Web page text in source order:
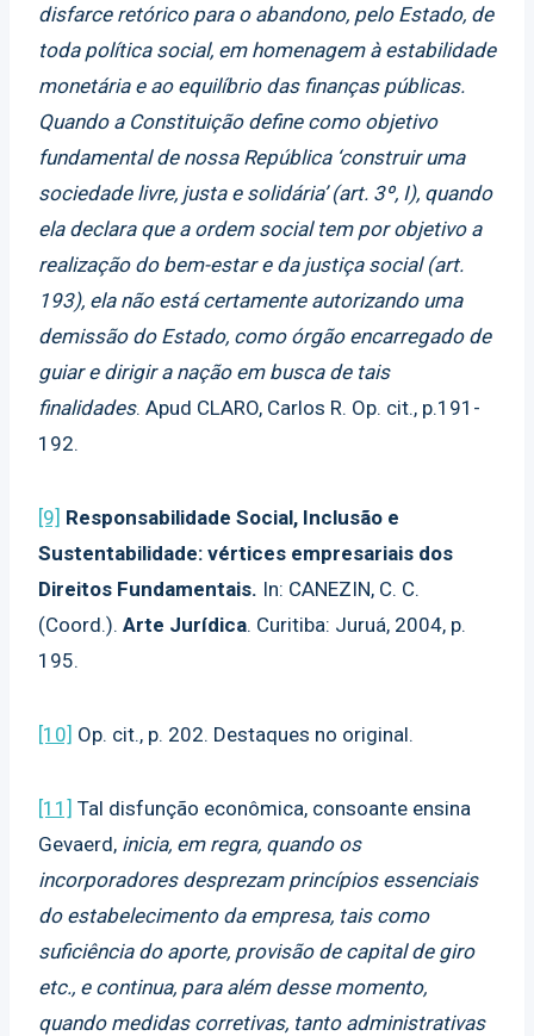
disfarce retórico para o abandono, pelo Estado, de
toda política social, em homenagem à estabilidade
monetária e ao equilíbrio das finanças públicas.
Quando a Constituição define como objetivo
fundamental de nossa República ‘construir uma
sociedade livre, justa e solidária’ (art. 3º, I), quando
ela declara que a ordem social tem por objetivo a
realização do bem-estar e da justiça social (art.
193), ela não está certamente autorizando uma
demissão do Estado, como órgão encarregado de
guiar e dirigir a nação em busca de tais
finalidades. Apud CLARO, Carlos R. Op. cit., p.191-
192.
[9] Responsabilidade Social, Inclusão e
Sustentabilidade: vértices empresariais dos
Direitos Fundamentais. In: CANEZIN, C. C.
(Coord.). Arte Jurídica. Curitiba: Juruá, 2004, p.
195.
[10] Op. cit., p. 202. Destaques no original.
[11] Tal disfunção econômica, consoante ensina
Gevaerd, inicia, em regra, quando os
incorporadores desprezam princípios essenciais
do estabelecimento da empresa, tais como
suficiência do aporte, provisão de capital de giro
etc., e continua, para além desse momento,
quando medidas corretivas, tanto administrativas